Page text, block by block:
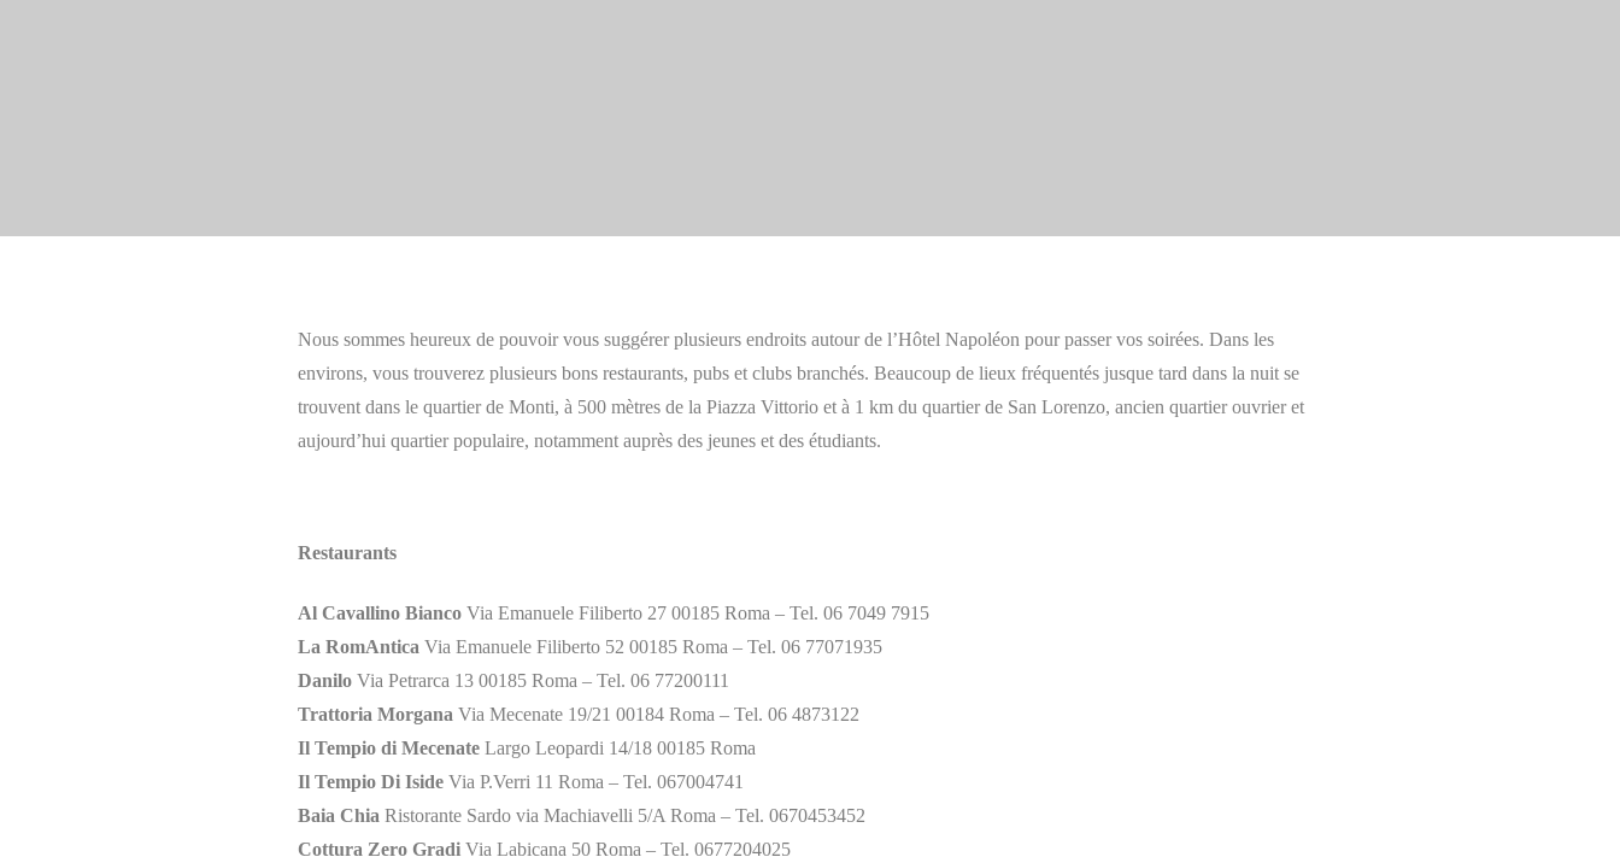
Nous sommes heureux de pouvoir vous suggérer plusieurs endroits autour de l’Hôtel Napoléon pour passer vos soirées. Dans les
environs, vous trouverez plusieurs bons restaurants, pubs et clubs branchés. Beaucoup de lieux fréquentés jusque tard dans la nuit se
trouvent dans le quartier de Monti, à 500 mètres de la Piazza Vittorio et à 1 km du quartier de San Lorenzo, ancien quartier ouvrier et
aujourd’hui quartier populaire, notamment auprès des jeunes et des étudiants.
Restaurants
Al Cavallino Bianco Via Emanuele Filiberto 27 00185 Roma – Tel. 06 7049 7915
La RomAntica Via Emanuele Filiberto 52 00185 Roma – Tel. 06 77071935
Danilo Via Petrarca 13 00185 Roma – Tel. 06 77200111
Trattoria Morgana Via Mecenate 19/21 00184 Roma – Tel. 06 4873122
Il Tempio di Mecenate Largo Leopardi 14/18 00185 Roma
Il Tempio Di Iside Via P.Verri 11 Roma – Tel. 067004741
Baia Chia Ristorante Sardo via Machiavelli 5/A Roma – Tel. 0670453452
Cottura Zero Gradi Via Labicana 50 Roma – Tel. 0677204025